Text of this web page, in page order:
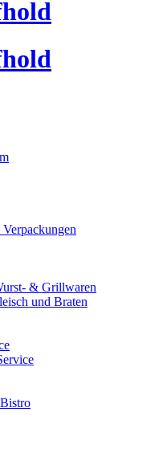
& Grillwaren
und Braten